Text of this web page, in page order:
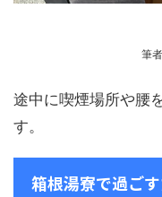
筆
途中に喫煙場所や腰
す。
箱根湯寮で過ご